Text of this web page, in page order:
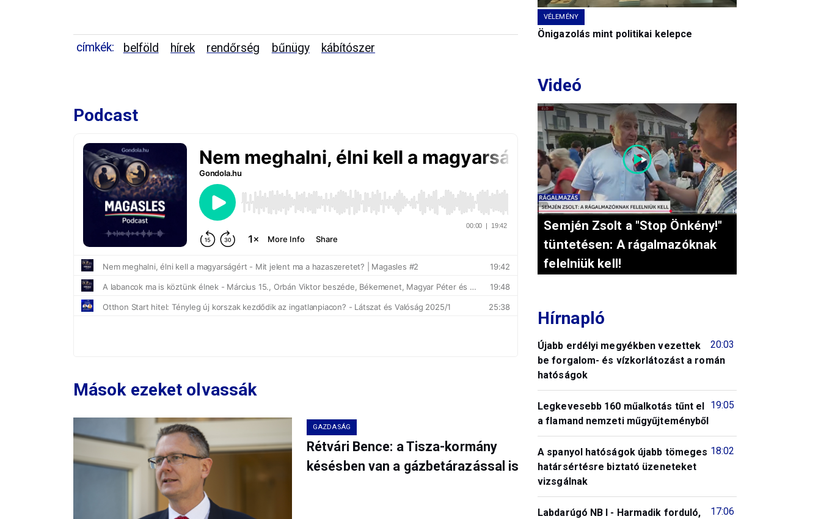
címkék: belföld hírek rendőrség bűnügy kábítószer
Podcast
Mások ezeket olvassák
GAZDASÁG
Rétvári Bence: a Tisza-kormány
késésben van a gázbetárazással is
VÉLEMÉNY
Önigazolás mint politikai kelepce
Videó
Semjén Zsolt a "Stop Önkény!"
tüntetésen: A rágalmazóknak
felelniük kell!
Hírnapló
20:03
Újabb erdélyi megyékben vezettek
be forgalom- és vízkorlátozást a román
hatóságok
19:05
Legkevesebb 160 műalkotás tűnt el
a flamand nemzeti műgyűjteményből
18:02
A spanyol hatóságok újabb tömeges
határsértésre biztató üzeneteket
vizsgálnak
17:06
Labdarúgó NB I - Harmadik forduló,